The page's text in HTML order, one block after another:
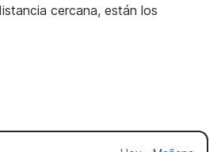
cercana, están los